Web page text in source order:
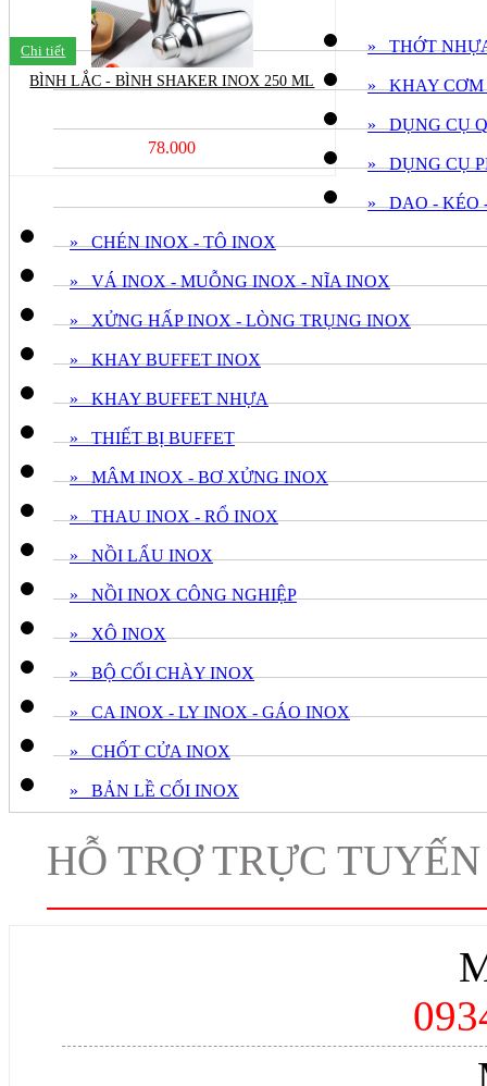
Chi tiết
BÌNH LẮC - BÌNH SHAKER INOX 250 ML
78.000
» THỚT
» KHAY CƠM
» DỤNG CỤ
» DỤNG CỤ
» DAO - KÉO
» CHÉN INOX - TÔ INOX
» VÁ INOX - MUỖNG INOX - NĨA INOX
» XỬNG HẤP INOX - LÒNG TRỤNG INOX
» KHAY BUFFET INOX
» KHAY BUFFET NHỰA
» THIẾT BỊ BUFFET
» MÂM INOX - BƠ XỬNG INOX
» THAU INOX - RỔ INOX
» NỒI LẨU INOX
» NỒI INOX CÔNG NGHIỆP
» XÔ INOX
» BỘ CỐI CHÀY INOX
» CA INOX - LY INOX - GÁO INOX
» CHỐT CỬA INOX
» BẢN LỀ CỐI INOX
HỖ TRỢ TRỰC TUYẾN